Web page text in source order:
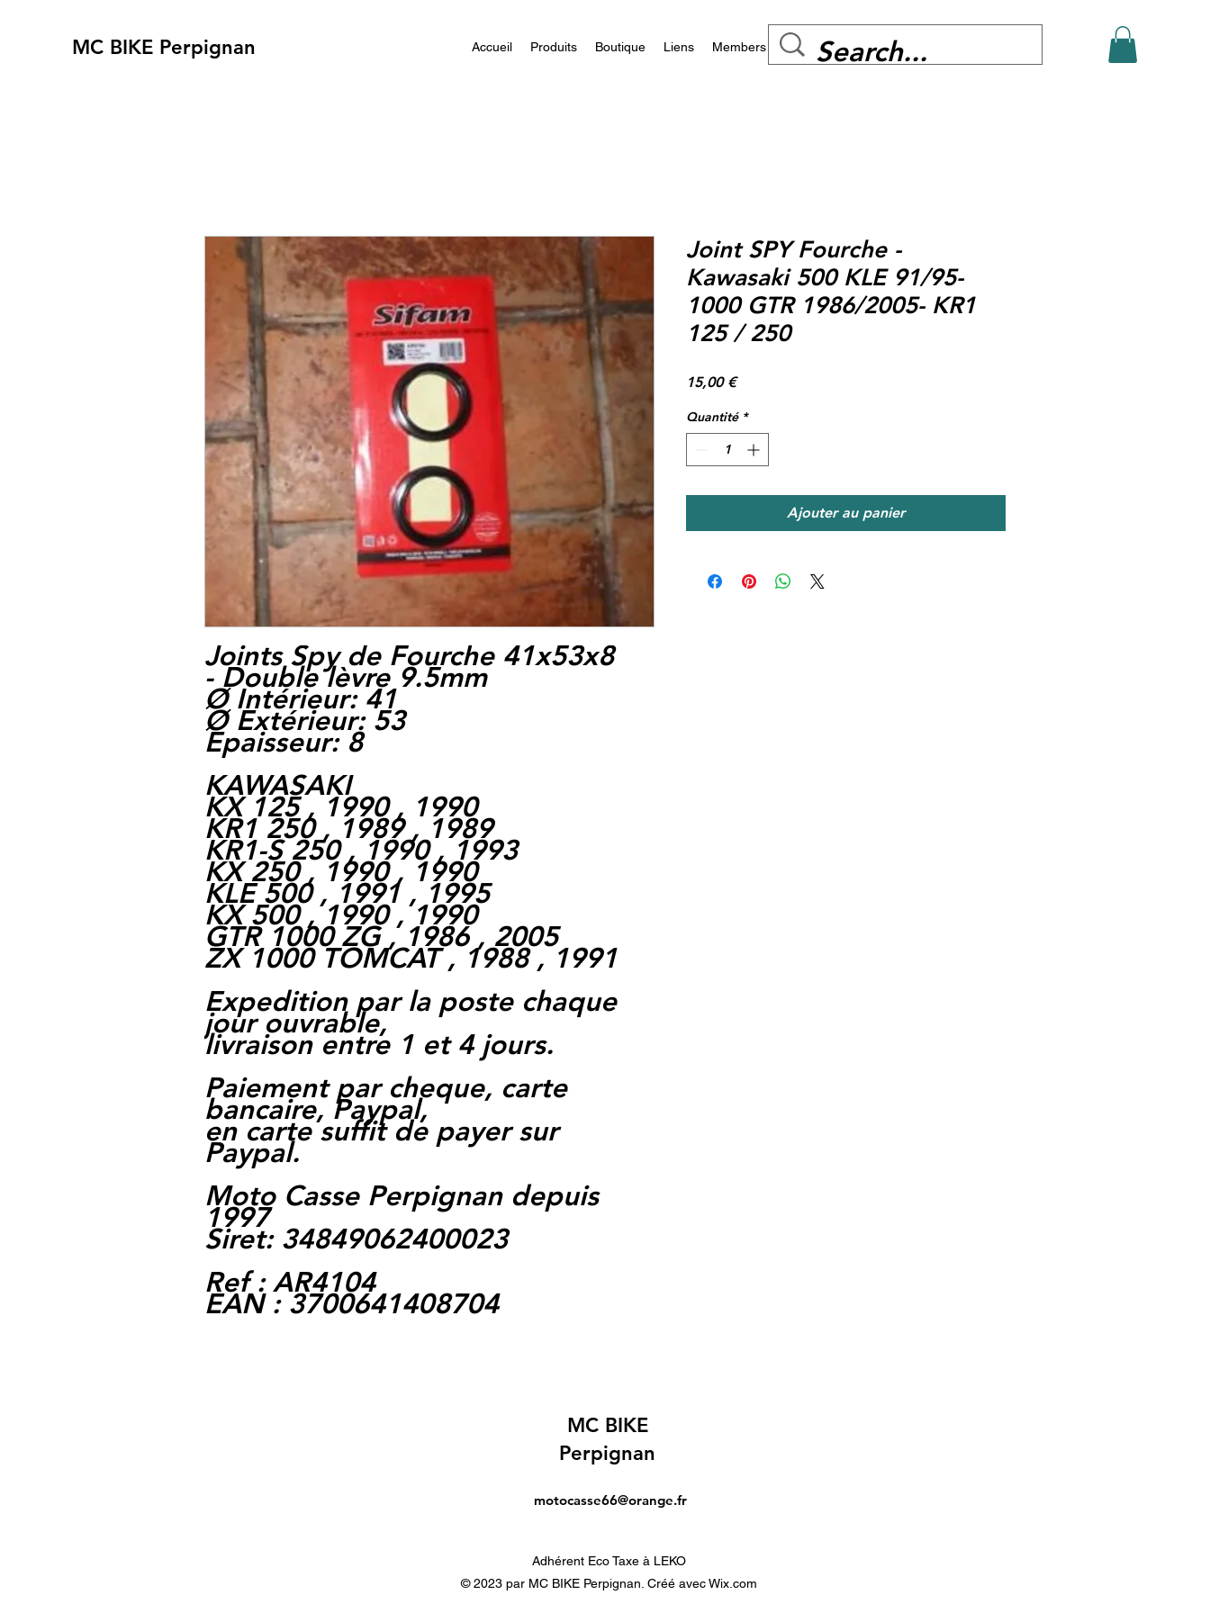
MC BIKE Perpignan Accueil Produits Boutique Liens Members
Joints Spy de Fourche 41x53x8
- Double lèvre 9.5mm
Ø Intérieur: 41
Ø Extérieur: 53
Epaisseur: 8
KAWASAKI
KX 125 , 1990 , 1990
KR1 250 , 1989 , 1989
KR1-S 250 , 1990 , 1993
KX 250 , 1990 , 1990
KLE 500 , 1991 , 1995
KX 500 , 1990 , 1990
GTR 1000 ZG , 1986 , 2005
ZX 1000 TOMCAT , 1988 , 1991
Expedition par la poste chaque
jour ouvrable,
livraison entre 1 et 4 jours.
Paiement par cheque, carte
bancaire, Paypal,
en carte suffit de payer sur
Paypal.
Moto Casse Perpignan depuis
1997
Siret: 34849062400023
Ref : AR4104
EAN : 3700641408704
Joint SPY Fourche -
Kawasaki 500 KLE 91/95-
1000 GTR 1986/2005- KR1
125 / 250
15,00 €Prix
Quantité *
Ajouter au panier
MC BIKE
Perpignan
motocasse66@orange.fr
Adhérent Eco Taxe à LEKO
© 2023 par MC BIKE Perpignan. Créé avec Wix.com